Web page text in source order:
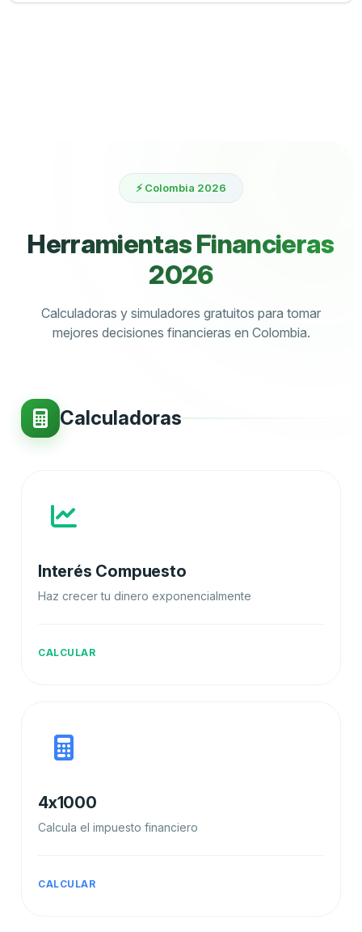
⚡ Colombia 2026
Herramientas Financieras
2026
Calculadoras y simuladores gratuitos para tomar
mejores decisiones financieras en Colombia.
Calculadoras
Interés Compuesto
Haz crecer tu dinero exponencialmente
CALCULAR
4x1000
Calcula el impuesto financiero
CALCULAR